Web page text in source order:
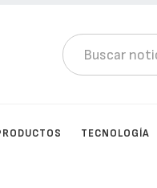
TECNOLOGÍA